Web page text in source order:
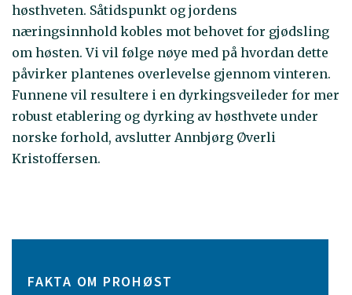
høsthveten. Såtidspunkt og jordens
næringsinnhold kobles mot behovet for gjødsling
om høsten. Vi vil følge nøye med på hvordan dette
påvirker plantenes overlevelse gjennom vinteren.
Funnene vil resultere i en dyrkingsveileder for mer
robust etablering og dyrking av høsthvete under
norske forhold, avslutter Annbjørg Øverli
Kristoffersen.
FAKTA OM PROHØST